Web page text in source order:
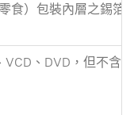
食）包裝內層之錫箔
VCD、DVD，但不含